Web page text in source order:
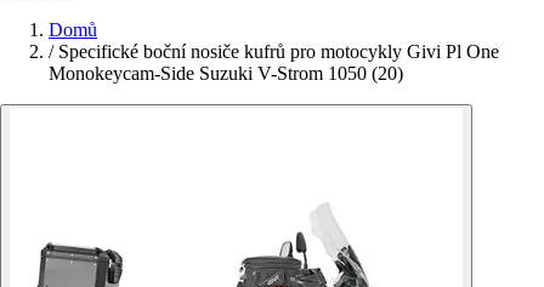
Domů
/ Specifické boční nosiče kufrů pro motocykly Givi Pl One
Monokeycam-Side Suzuki V-Strom 1050 (20)